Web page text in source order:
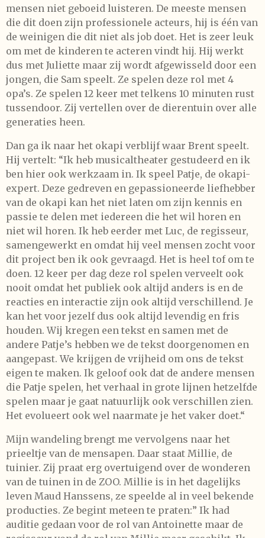
mensen niet geboeid luisteren. De meeste mensen
die dit doen zijn professionele acteurs, hij is één van
de weinigen die dit niet als job doet. Het is zeer leuk
om met de kinderen te acteren vindt hij. Hij werkt
dus met Juliette maar zij wordt afgewisseld door een
jongen, die Sam speelt. Ze spelen deze rol met 4
opa’s. Ze spelen 12 keer met telkens 10 minuten rust
tussendoor. Zij vertellen over de dierentuin over alle
generaties heen.
Dan ga ik naar het okapi verblijf waar Brent speelt.
Hij vertelt: “Ik heb musicaltheater gestudeerd en ik
ben hier ook werkzaam in. Ik speel Patje, de okapi-
expert. Deze gedreven en gepassioneerde liefhebber
van de okapi kan het niet laten om zijn kennis en
passie te delen met iedereen die het wil horen en
niet wil horen. Ik heb eerder met Luc, de regisseur,
samengewerkt en omdat hij veel mensen zocht voor
dit project ben ik ook gevraagd. Het is heel tof om te
doen. 12 keer per dag deze rol spelen verveelt ook
nooit omdat het publiek ook altijd anders is en de
reacties en interactie zijn ook altijd verschillend. Je
kan het voor jezelf dus ook altijd levendig en fris
houden. Wij kregen een tekst en samen met de
andere Patje’s hebben we de tekst doorgenomen en
aangepast. We krijgen de vrijheid om ons de tekst
eigen te maken. Ik geloof ook dat de andere mensen
die Patje spelen, het verhaal in grote lijnen hetzelfde
spelen maar je gaat natuurlijk ook verschillen zien.
Het evolueert ook wel naarmate je het vaker doet.“
Mijn wandeling brengt me vervolgens naar het
prieeltje van de mensapen. Daar staat Millie, de
tuinier. Zij praat erg overtuigend over de wonderen
van de tuinen in de ZOO. Millie is in het dagelijks
leven Maud Hanssens, ze speelde al in veel bekende
producties. Ze begint meteen te praten:” Ik had
auditie gedaan voor de rol van Antoinette maar de